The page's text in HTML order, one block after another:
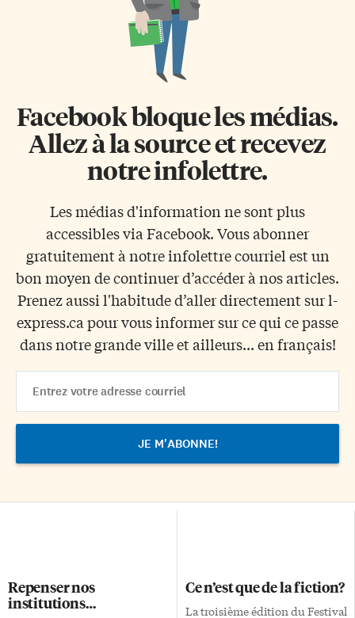
Facebook bloque les médias.
Allez à la source et recevez
notre infolettre.
Les médias d'information ne sont plus
accessibles via Facebook. Vous abonner
gratuitement à notre infolettre courriel est un
bon moyen de continuer d’accéder à nos articles.
Prenez aussi l'habitude d’aller directement sur l-
express.ca pour vous informer sur ce qui ce passe
dans notre grande ville et ailleurs... en français!
Address
Repenser nos
institutions…
Ce n’est que de la fiction?
La troisième édition du Festival